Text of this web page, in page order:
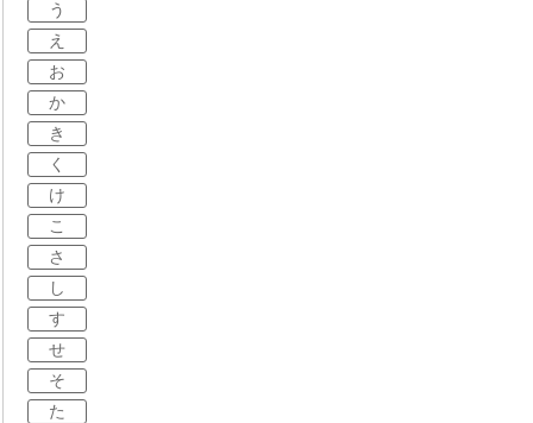
う
え
お
か
き
く
け
こ
さ
し
す
せ
そ
た